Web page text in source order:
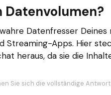
Datenvolumen?
Datenfresser
Streaming-Apps. Hier
heraus, da sie die
Sie sich die vollständige